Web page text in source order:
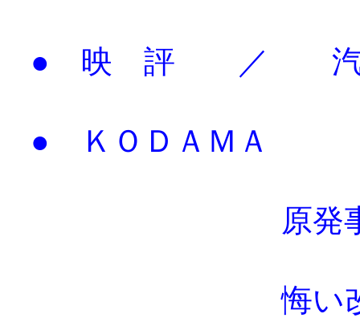
● 映 評 ／ 汽車
● ＫＯＤＡＭＡ
原発事故と
悔い改めるこ